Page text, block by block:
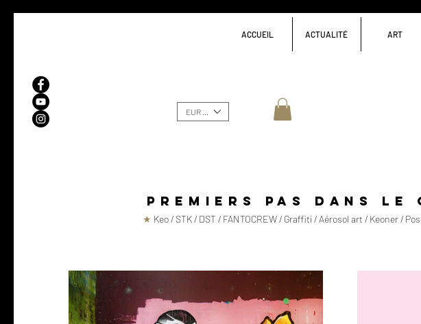
ACCUEIL ACTUALITÉ ART
EUR (€)
premiers pas dans
★ Keo / STK / DST / FANTOCREW / Graffiti / Aérosol art / Keoner /